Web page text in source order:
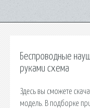
Беспроводные
руками схема
Здесь вы сможете
модель. В подборке